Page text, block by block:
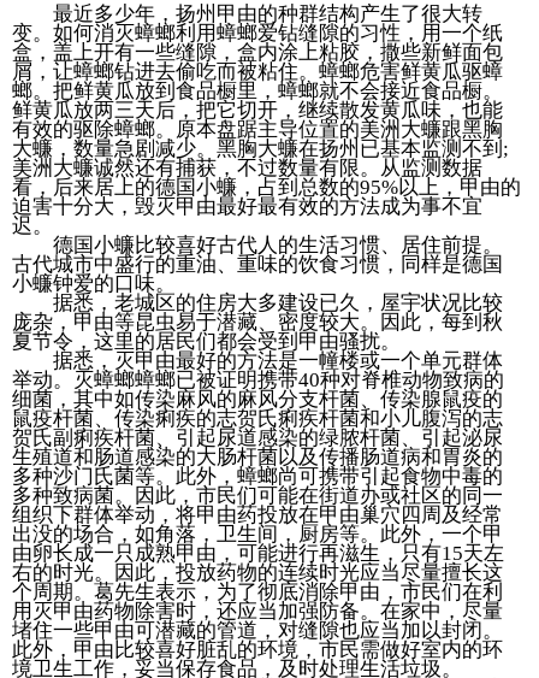
最近多少年，扬州甲由的种群结构产生了很大转
变。如何消灭蟑螂利用蟑螂爱钻缝隙的习性，用一个纸
盒，盖上开有一些缝隙，盒内涂上粘胶，撒些新鲜面包
屑，让蟑螂钻进去偷吃而被粘住。蟑螂危害鲜黄瓜驱蟑
螂。把鲜黄瓜放到食品橱里，蟑螂就不会接近食品橱。
鲜黄瓜放两三天后，把它切开，继续散发黄瓜味，也能
有效的驱除蟑螂。原本盘踞主导位置的美洲大蠊跟黑胸
大蠊，数量急剧减少。黑胸大蠊在扬州已基本监测不到;
美洲大蠊诚然还有捕获，不过数量有限。从监测数据
看，后来居上的德国小蠊，占到总数的95%以上，甲由的
迫害十分大，毁灭甲由最好最有效的方法成为事不宜
迟。
德国小蠊比较喜好古代人的生活习惯、居住前提。
古代城市中盛行的重油、重味的饮食习惯，同样是德国
小蠊钟爱的口味。
据悉，老城区的住房大多建设已久，屋宇状况比较
庞杂，甲由等昆虫易于潜藏、密度较大。因此，每到秋
夏节令，这里的居民们都会受到甲由骚扰。
据悉，灭甲由最好的方法是一幢楼或一个单元群体
举动。灭蟑螂蟑螂已被证明携带40种对脊椎动物致病的
细菌，其中如传染麻风的麻风分支杆菌、传染腺鼠疫的
鼠疫杆菌、传染痢疾的志贺氏痢疾杆菌和小儿腹泻的志
贺氏副痢疾杆菌、引起尿道感染的绿脓杆菌、引起泌尿
生殖道和肠道感染的大肠杆菌以及传播肠道病和胃炎的
多种沙门氏菌等。此外，蟑螂尚可携带引起食物中毒的
多种致病菌。因此，市民们可能在街道办或社区的同一
组织下群体举动，将甲由药投放在甲由巢穴四周及经常
出没的场合，如角落，卫生间，厨房等。此外，一个甲
由卵长成一只成熟甲由，可能进行再滋生，只有15天左
右的时光。因此，投放药物的连续时光应当尽量擅长这
个周期。葛先生表示，为了彻底消除甲由，市民们在利
用灭甲由药物除害时，还应当加强防备。在家中，尽量
堵住一些甲由可潜藏的管道，对缝隙也应当加以封闭。
此外，甲由比较喜好脏乱的环境，市民需做好室内的环
境卫生工作，妥当保存食品，及时处理生活垃圾。